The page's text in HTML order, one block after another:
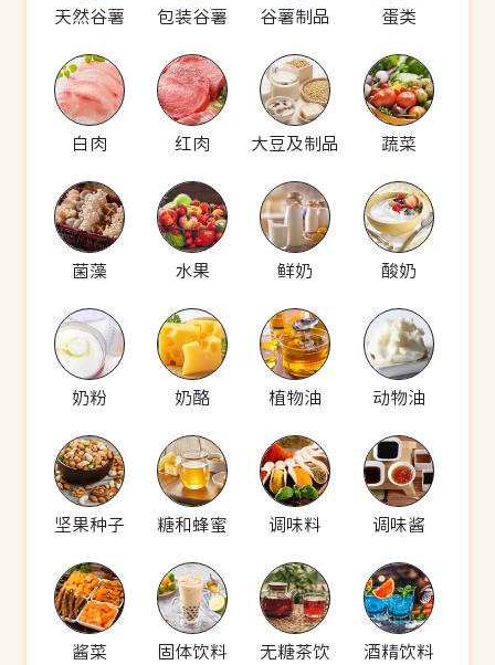
天然谷薯 包装谷薯 谷薯制品 蛋类
白肉 红肉 大豆及制品 蔬菜
菌藻 水果 鲜奶 酸奶
奶粉 奶酪 植物油 动物油
坚果种子 糖和蜂蜜 调味料 调味酱
酱菜 固体饮料 无糖茶饮 酒精饮料